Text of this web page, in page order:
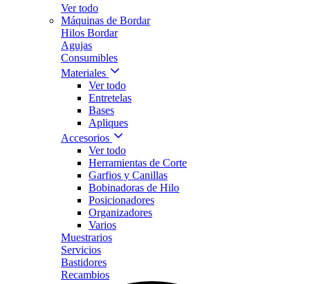
Ver todo
Máquinas de Bordar
Hilos Bordar
Agujas
Consumibles
Materiales
Ver todo
Entretelas
Bases
Apliques
Accesorios
Ver todo
Herramientas de Corte
Garfios y Canillas
Bobinadoras de Hilo
Posicionadores
Organizadores
Varios
Muestrarios
Servicios
Bastidores
Recambios